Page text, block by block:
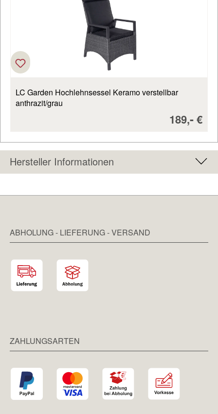
LC Garden Hochlehnsessel Keramo verstellbar
anthrazit/grau
189,-€
Hersteller Informationen
ABHOLUNG - LIEFERUNG - VERSAND
ZAHLUNGSARTEN